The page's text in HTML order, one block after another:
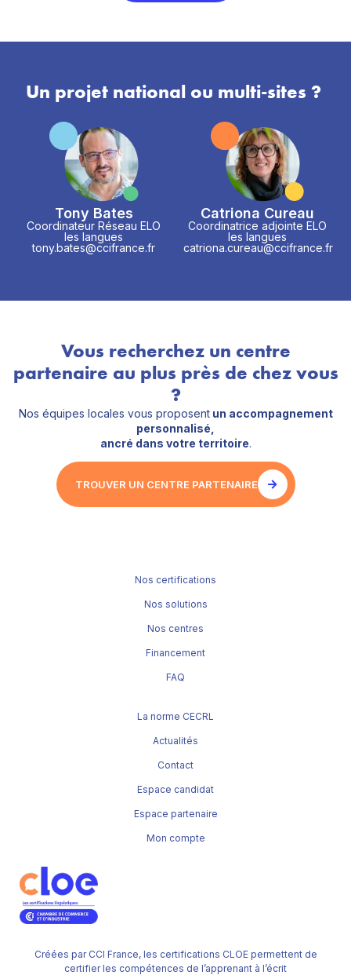
Un projet national ou multi-sites ?
Tony Bates
Coordinateur Réseau ELO
les langues
tony.bates@ccifrance.fr
Catriona Cureau
Coordinatrice adjointe ELO
les langues
catriona.cureau@ccifrance.fr
Vous recherchez un centre
partenaire au plus près de chez vous
?
Nos équipes locales vous proposentun accompagnement
personnalisé,
ancré dans votre territoire.
TROUVER UN CENTRE PARTENAIRE
Créées par CCI France, les certifications CLOE permettent de
certifier les compétences de l’apprenant à l’écrit
Nos certifications
Nos solutions
Nos centres
Financement
FAQ
La norme CECRL
Actualités
Contact
Espace candidat
Espace partenaire
Mon compte